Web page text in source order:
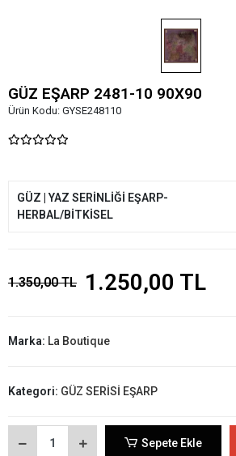
GÜZ EŞARP 2481-10 90X90
Ürün Kodu: GYSE248110
GÜZ | YAZ SERİNLİĞİ EŞARP-
HERBAL/BİTKİSEL
1.350,00 TL 1.250,00 TL
Marka: La Boutique
Kategori: GÜZ SERİSİ EŞARP
Sepete Ekle